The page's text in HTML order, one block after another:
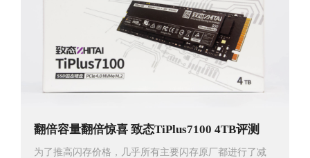
翻倍容量翻倍惊喜 致态TiPlus7100 4TB评测
为了推高闪存价格，几乎所有主要闪存原厂都进行了减